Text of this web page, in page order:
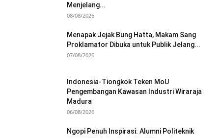
Menjelang...
08/08/2026
Menapak Jejak Bung Hatta, Makam Sang
Proklamator Dibuka untuk Publik Jelang...
07/08/2026
Indonesia-Tiongkok Teken MoU
Pengembangan Kawasan Industri Wiraraja
Madura
06/08/2026
Ngopi Penuh Inspirasi: Alumni Politeknik